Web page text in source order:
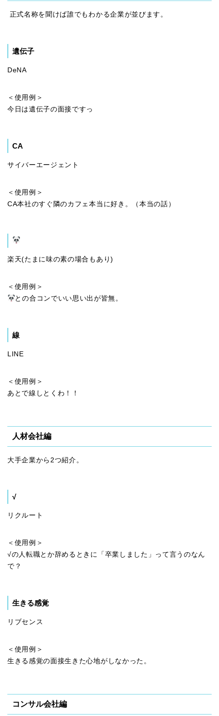
正式名称を聞けば誰でもわかる企業が並びます。
遺伝子
DeNA
＜使用例＞
今日は遺伝子の面接ですっ
CA
サイバーエージェント
＜使用例＞
CA本社のすぐ隣のカフェ本当に好き。（本当の話）
楽天(たまに味の素の場合もあり)
＜使用例＞
との合コンでいい思い出が皆無。
線
LINE
＜使用例＞
あとで線しとくわ！！
人材会社編
大手企業から2つ紹介。
√
リクルート
＜使用例＞
√の人転職とか辞めるときに「卒業しました」って言うのなん
で？
生きる感覚
リブセンス
＜使用例＞
生きる感覚の面接生きた心地がしなかった。
コンサル会社編